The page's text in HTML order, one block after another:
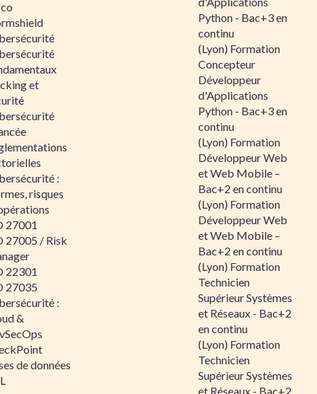
et
:
risques
27001
27005 / Risk
22301
27035
:
&
de données
Python - Bac+3 en
continu
(Lyon) Formation
Concepteur
Développeur
d'Applications
Python - Bac+3 en
continu
(Lyon) Formation
Développeur Web
et Web Mobile –
Bac+2 en continu
(Lyon) Formation
Développeur Web
et Web Mobile –
Bac+2 en continu
(Lyon) Formation
Technicien
Supérieur Systèmes
et Réseaux - Bac+2
en continu
(Lyon) Formation
Technicien
Supérieur Systèmes
et Réseaux - Bac+2